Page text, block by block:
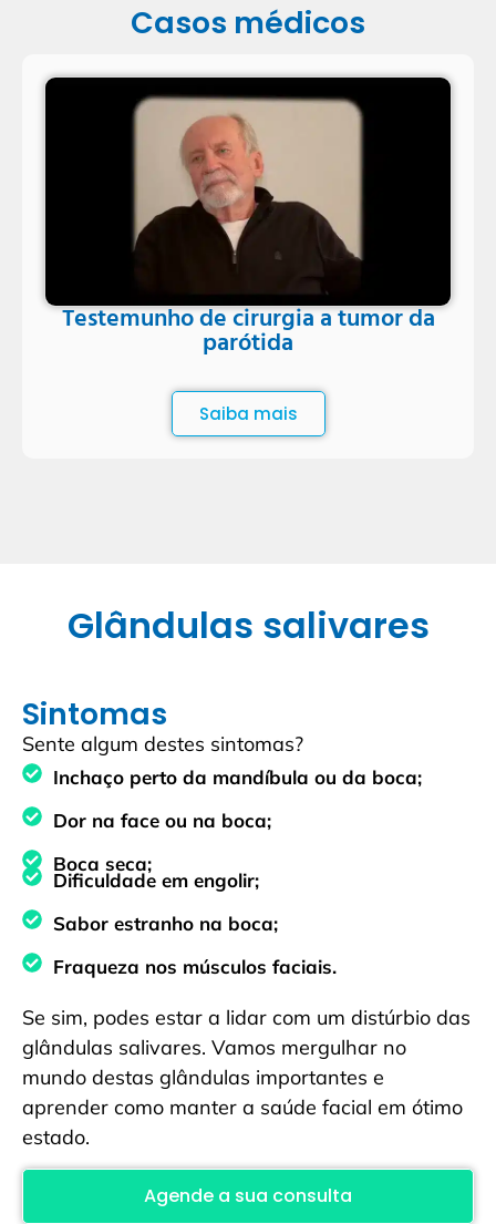
Casos médicos
Testemunho de cirurgia a tumor da
parótida
Saiba mais
Glândulas salivares
Sintomas
Sente algum destes sintomas?
Inchaço perto da mandíbula ou da boca;
Dor na face ou na boca;
Boca seca;
Dificuldade em engolir;
Sabor estranho na boca;
Fraqueza nos músculos faciais.
Se sim, podes estar a lidar com um distúrbio das
glândulas salivares. Vamos mergulhar no
mundo destas glândulas importantes e
aprender como manter a saúde facial em ótimo
estado.
Agende a sua consulta